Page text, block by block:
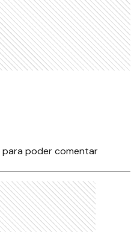
para poder comentar